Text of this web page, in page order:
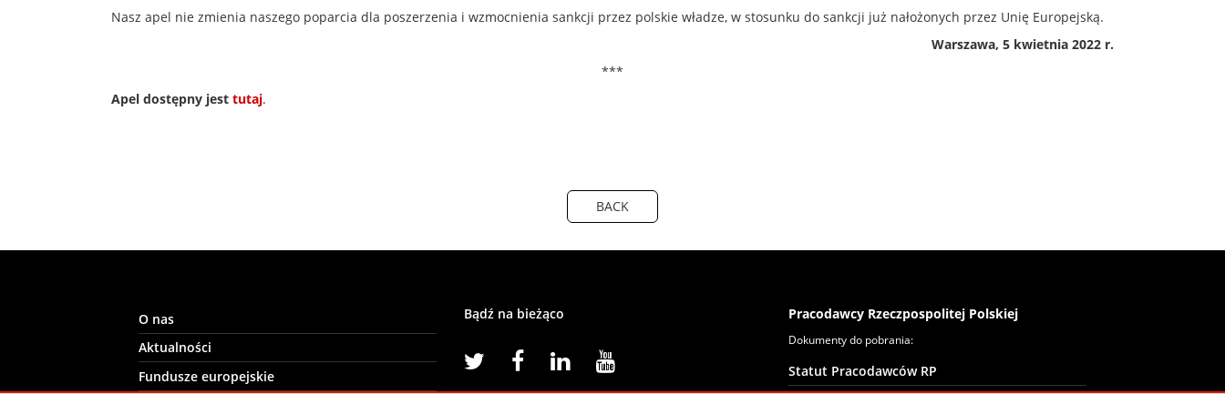
Nasz apel nie zmienia naszego poparcia dla poszerzenia i wzmocnienia sankcji przez polskie władze, w stosunku do sankcji już nałożonych przez Unię Europejską.
Warszawa, 5 kwietnia 2022 r.
***
Apel dostępny jest tutaj.
BACK
O nas
Aktualności
Fundusze europejskie
Bądź na bieżąco Pracodawcy Rzeczpospolitej Polskiej
Dokumenty do pobrania:
Statut Pracodawców RP